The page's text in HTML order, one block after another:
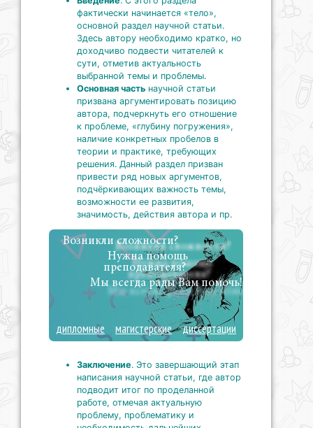
фактически начинается «тело»,
основной раздел научной статьи.
Здесь автору необходимо кратко, но
доходчиво подвести читателей к
сути, отметив актуальность
выбранной темы и проблемы.
Основная часть научной статьи
призвана аргументировать позицию
автора, подчеркнуть его отношение
к проблеме, «глубину погружения»,
наличие конкретных пробелов в
теории и практике, требующих
решения. Данный раздел призван
привести ряд новых аргументов,
подчёркивающих важность темы,
возможности ее развития,
значимость, действия автора и пр.
Возникли сложности?
Нужна помощь
преподавателя?
Мы всегда рады Вам помочь!
дипломные магистерские диссертации
Заключение. Это завершающий этап
написания научной статьи, где автор
подводит итог по проделанной
работе, отмечая актуальную
проблему, проблематику и